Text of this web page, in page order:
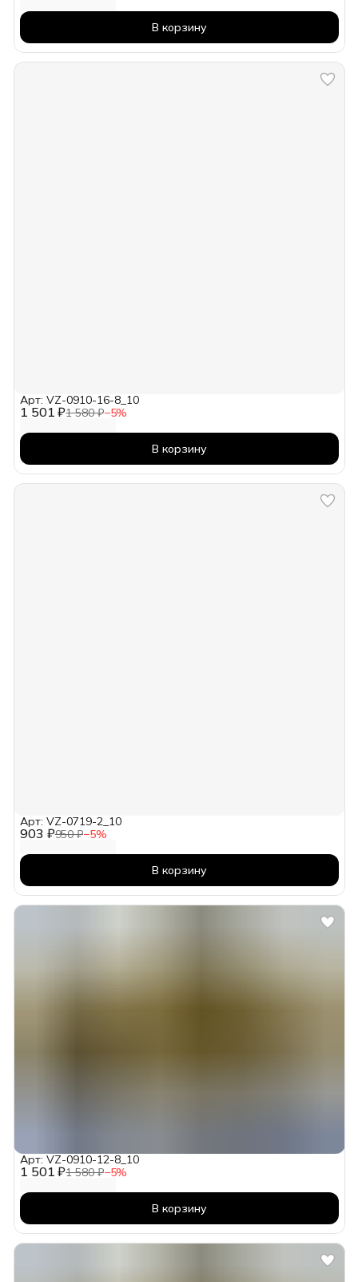
В корзину
1 501 ₽1 580 ₽−5%
Арт: VZ-0910-16-8_10
В корзину
903 ₽950 ₽−5%
Арт: VZ-0719-2_10
В корзину
1 501 ₽1 580 ₽−5%
Арт: VZ-0910-12-8_10
В корзину